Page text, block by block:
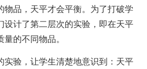
物品，天平才会平衡。为了打破学
设计了第二层次的实验，即在天平
的不同物品。
验，让学生清楚地意识到：天平